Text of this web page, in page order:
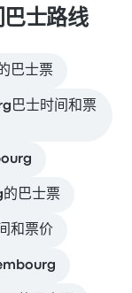
士路线
巴士票
巴士时间和票
巴士票
和票价